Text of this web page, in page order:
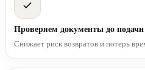
Проверяем документы до подачи
Снижает риск возвратов и потерь